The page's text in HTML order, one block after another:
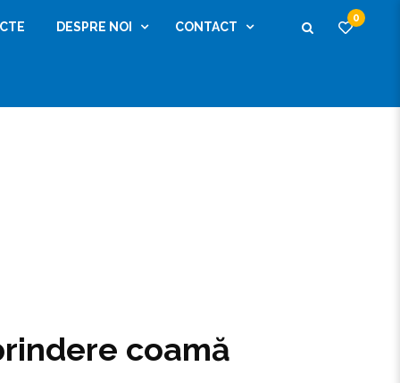
DESPRE NOI CONTACT
0
coamă